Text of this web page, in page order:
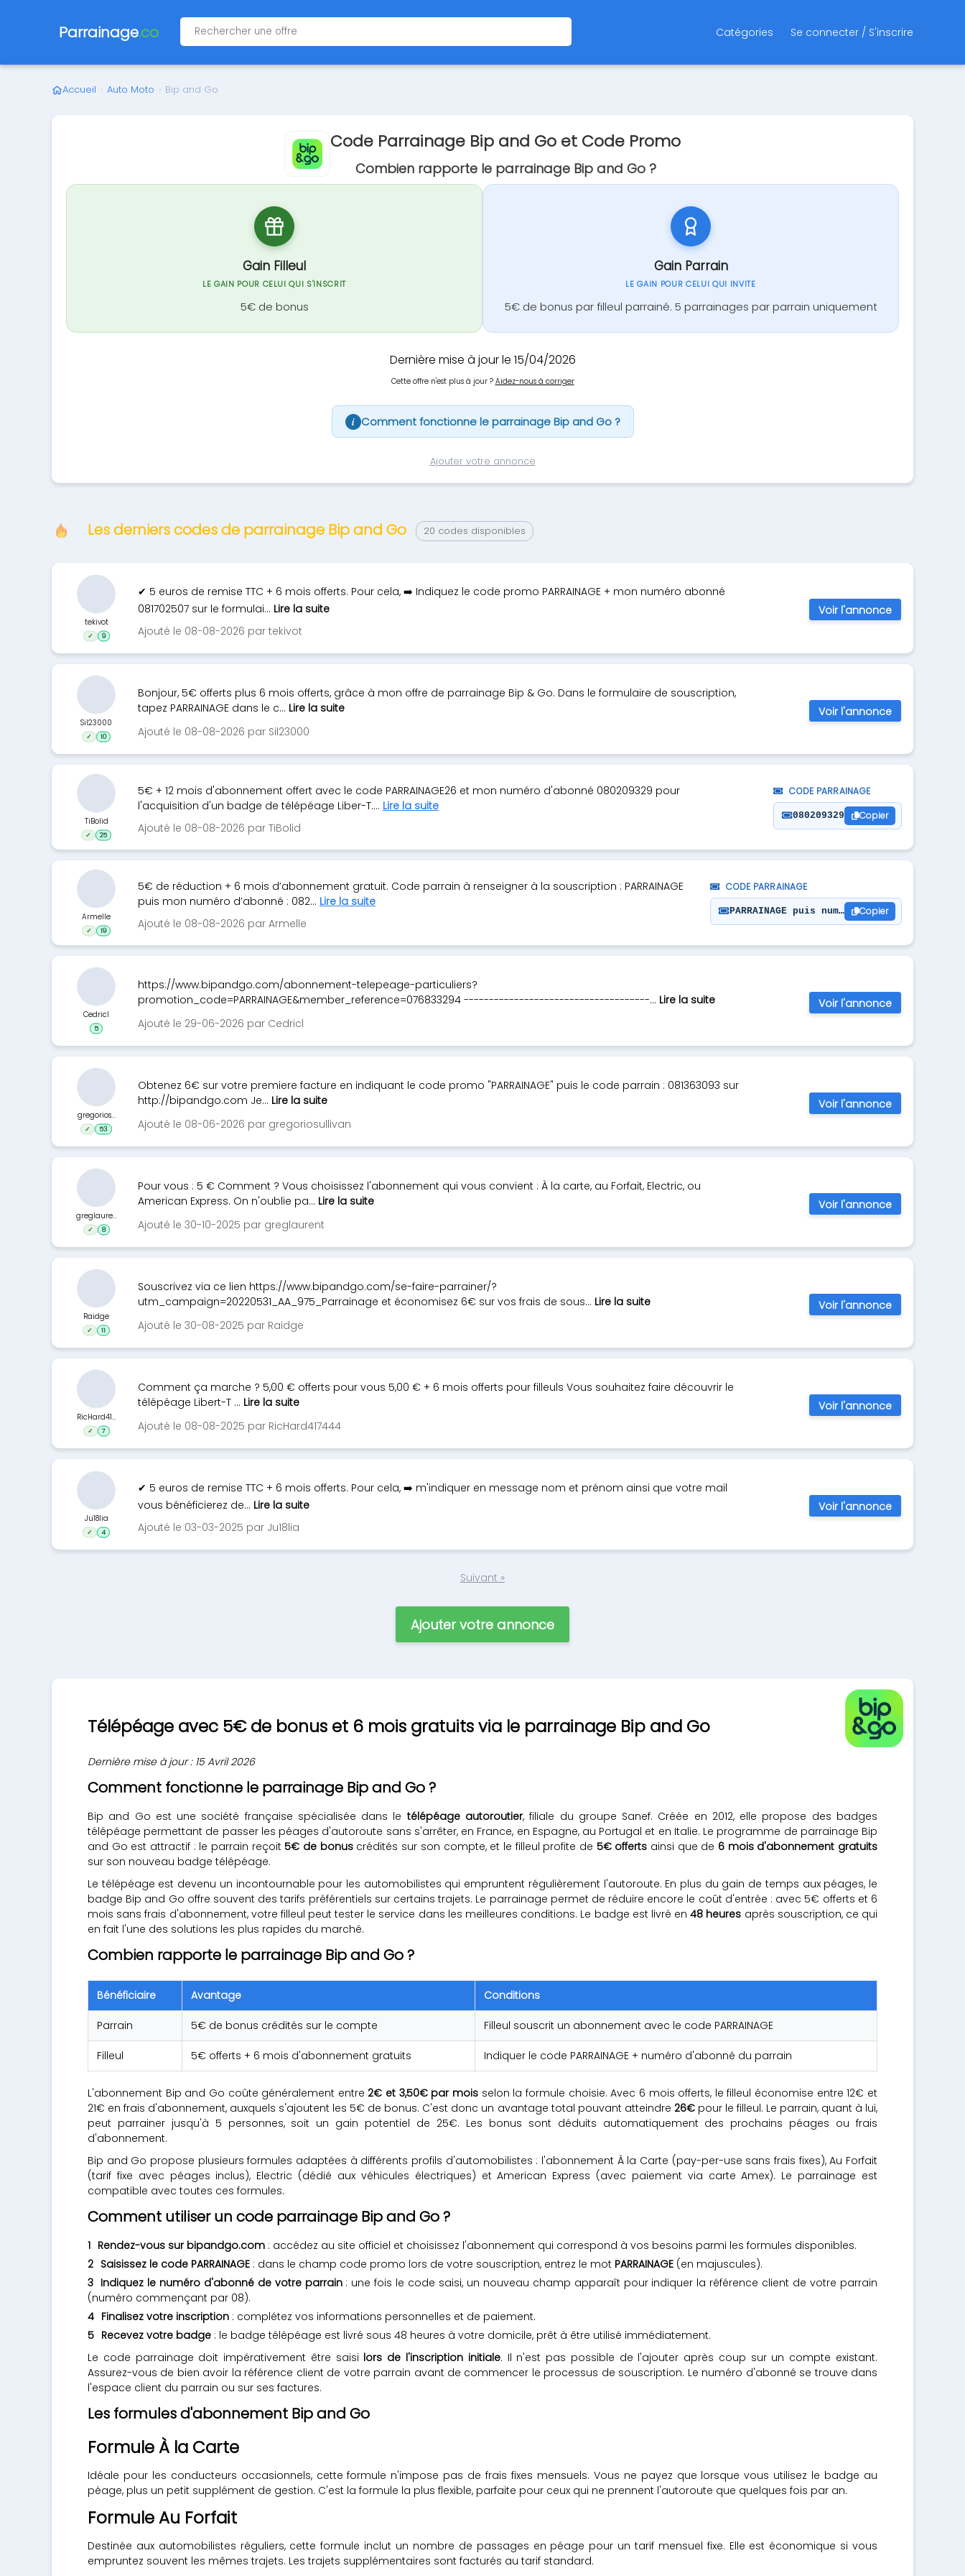
Parrainage.co Catégories Se connecter / S'inscrire
Accueil › Auto Moto › Bip and Go
Code Parrainage Bip and Go et Code Promo
Combien rapporte le parrainage Bip and Go ?
Gain Filleul
LE GAIN POUR CELUI QUI S'INSCRIT
5€ de bonus
Gain Parrain
LE GAIN POUR CELUI QUI INVITE
5€ de bonus par filleul parrainé. 5 parrainages par parrain uniquement
Dernière mise à jour le 15/04/2026
Cette offre n'est plus à jour ? Aidez-nous à corriger
i Comment fonctionne le parrainage Bip and Go ?
Ajouter votre annonce
Les derniers codes de parrainage Bip and Go 20 codes disponibles
✔ 5 euros de remise TTC + 6 mois offerts. Pour cela, ➡️ Indiquez le code promo PARRAINAGE + mon numéro abonné
081702507 sur le formulai... Lire la suite
Ajouté le 08-08-2026 par tekivot
tekivot
✓ 9
Voir l'annonce
Bonjour, 5€ offerts plus 6 mois offerts, grâce à mon offre de parrainage Bip & Go. Dans le formulaire de souscription,
tapez PARRAINAGE dans le c... Lire la suite
Ajouté le 08-08-2026 par Sil23000
Sil23000
✓ 10
Voir l'annonce
5€ + 12 mois d'abonnement offert avec le code PARRAINAGE26 et mon numéro d'abonné 080209329 pour
l'acquisition d'un badge de télépéage Liber-T.... Lire la suite
Ajouté le 08-08-2026 par TiBolid
CODE PARRAINAGE
080209329 Copier
TiBolid
✓ 25
5€ de réduction + 6 mois d’abonnement gratuit. Code parrain à renseigner à la souscription : PARRAINAGE
puis mon numéro d’abonné : 082... Lire la suite
Ajouté le 08-08-2026 par Armelle
CODE PARRAINAGE
PARRAINAGE puis numéro : 082271978
Copier
Armelle
✓ 19
https://www.bipandgo.com/abonnement-telepeage-particuliers?
promotion_code=PARRAINAGE&member_reference=076833294 -------------------------------------... Lire la suite
Ajouté le 29-06-2026 par Cedricl
Cedricl
5
Voir l'annonce
Obtenez 6€ sur votre premiere facture en indiquant le code promo "PARRAINAGE" puis le code parrain : 081363093 sur
http://bipandgo.com Je... Lire la suite
Ajouté le 08-06-2026 par gregoriosullivan
gregorios...
✓ 53
Voir l'annonce
Pour vous : 5 € Comment ? Vous choisissez l'abonnement qui vous convient : À la carte, au Forfait, Electric, ou
American Express. On n'oublie pa... Lire la suite
Ajouté le 30-10-2025 par greglaurent
greglaure...
✓ 8
Voir l'annonce
Souscrivez via ce lien https://www.bipandgo.com/se-faire-parrainer/?
utm_campaign=20220531_AA_975_Parrainage et économisez 6€ sur vos frais de sous... Lire la suite
Ajouté le 30-08-2025 par Raidge
Raidge
✓ 11
Voir l'annonce
Comment ça marche ? 5,00 € offerts pour vous 5,00 € + 6 mois offerts pour filleuls Vous souhaitez faire découvrir le
télépéage Libert-T ... Lire la suite
Ajouté le 08-08-2025 par RicHard417444
RicHard41...
✓ 7
Voir l'annonce
✔ 5 euros de remise TTC + 6 mois offerts. Pour cela, ➡️ m'indiquer en message nom et prénom ainsi que votre mail
vous bénéficierez de... Lire la suite
Ajouté le 03-03-2025 par Ju18lia
Ju18lia
✓ 4
Voir l'annonce
Suivant »
Ajouter votre annonce
Télépéage avec 5€ de bonus et 6 mois gratuits via le parrainage Bip and Go
Dernière mise à jour : 15 Avril 2026
Comment fonctionne le parrainage Bip and Go ?
Bip and Go est une société française spécialisée dans le télépéage autoroutier, filiale du groupe Sanef. Créée en 2012, elle propose des badges
télépéage permettant de passer les péages d'autoroute sans s'arrêter, en France, en Espagne, au Portugal et en Italie. Le programme de parrainage Bip
and Go est attractif : le parrain reçoit 5€ de bonuscrédités sur son compte, et le filleul profite de 5€ offerts ainsi que de 6 mois d'abonnement gratuits
sur son nouveau badge télépéage.
Le télépéage est devenu un incontournable pour les automobilistes qui empruntent régulièrement l'autoroute. En plus du gain de temps aux péages, le
badge Bip and Go offre souvent des tarifs préférentiels sur certains trajets. Le parrainage permet de réduire encore le coût d'entrée : avec 5€ offerts et 6
mois sans frais d'abonnement, votre filleul peut tester le service dans les meilleures conditions. Le badge est livré en48 heures après souscription, ce qui
en fait l'une des solutions les plus rapides du marché.
Combien rapporte le parrainage Bip and Go ?
Bénéficiaire Avantage Conditions
Parrain 5€ de bonus crédités sur le compte Filleul souscrit un abonnement avec le code PARRAINAGE
Filleul 5€ offerts + 6 mois d'abonnement gratuits Indiquer le code PARRAINAGE + numéro d'abonné du parrain
L'abonnement Bip and Go coûte généralement entre 2€ et 3,50€ par mois selon la formule choisie. Avec 6 mois offerts, le filleul économise entre 12€ et
21€ en frais d'abonnement, auxquels s'ajoutent les 5€ de bonus. C'est donc un avantage total pouvant atteindre 26€pour le filleul. Le parrain, quant à lui,
peut parrainer jusqu'à 5 personnes, soit un gain potentiel de 25€. Les bonus sont déduits automatiquement des prochains péages ou frais
d'abonnement.
Bip and Go propose plusieurs formules adaptées à différents profils d'automobilistes : l'abonnement À la Carte (pay-per-use sans frais fixes), Au Forfait
(tarif fixe avec péages inclus), Electric (dédié aux véhicules électriques) et American Express (avec paiement via carte Amex). Le parrainage est
compatible avec toutes ces formules.
Comment utiliser un code parrainage Bip and Go ?
Rendez-vous sur bipandgo.com : accédez au site officiel et choisissez l'abonnement qui correspond à vos besoins parmi les formules disponibles.
Saisissez le code PARRAINAGE : dans le champ code promo lors de votre souscription, entrez le mot PARRAINAGE (en majuscules).
Indiquez le numéro d'abonné de votre parrain: une fois le code saisi, un nouveau champ apparaît pour indiquer la référence client de votre parrain
(numéro commençant par 08).
Finalisez votre inscription : complétez vos informations personnelles et de paiement.
Recevez votre badge : le badge télépéage est livré sous 48 heures à votre domicile, prêt à être utilisé immédiatement.
Le code parrainage doit impérativement être saisi lors de l'inscription initiale. Il n'est pas possible de l'ajouter après coup sur un compte existant.
Assurez-vous de bien avoir la référence client de votre parrain avant de commencer le processus de souscription. Le numéro d'abonné se trouve dans
l'espace client du parrain ou sur ses factures.
Les formules d'abonnement Bip and Go
Formule À la Carte
Idéale pour les conducteurs occasionnels, cette formule n'impose pas de frais fixes mensuels. Vous ne payez que lorsque vous utilisez le badge au
péage, plus un petit supplément de gestion. C'est la formule la plus flexible, parfaite pour ceux qui ne prennent l'autoroute que quelques fois par an.
Formule Au Forfait
Destinée aux automobilistes réguliers, cette formule inclut un nombre de passages en péage pour un tarif mensuel fixe. Elle est économique si vous
empruntez souvent les mêmes trajets. Les trajets supplémentaires sont facturés au tarif standard.